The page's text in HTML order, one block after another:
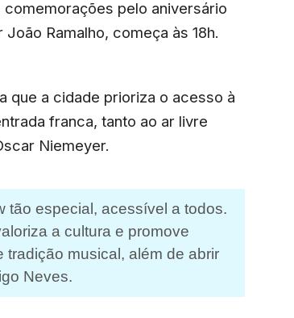
pelo aniversário
Ramalho, começa às 18h.
que a cidade prioriza o acesso à
franca, tanto ao ar livre
Niemeyer.
tão especial, acessível a todos.
a cultura e promove
musical, além de abrir
Neves.